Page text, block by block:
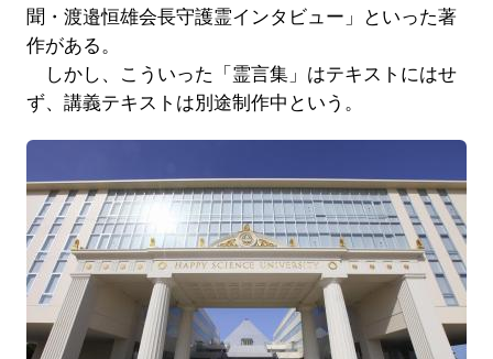
聞・渡邉恒雄会長守護霊インタビュー」といった著
作がある。
しかし、こういった「霊言集」はテキストにはせ
ず、講義テキストは別途制作中という。